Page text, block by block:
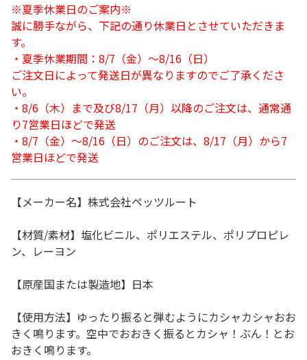
※夏季休業日のご案内※
誠に勝手ながら、下記の通り休業日とさせていただきま
す。
・夏季休業期間：8/7（金）～8/16（日）
ご注文日によって発送日が異なりますのでご了承くださ
い。
・8/6（木）まで及び8/17（月）以降のご注文は、通常通
り7営業日ほどで発送
・8/7（金）～8/16（日）のご注文は、8/17（月）から7
営業日ほどで発送
【メーカー名】株式会社ペッツルート
【材質/素材】塩化ビニル、ポリエステル、ポリプロピレ
ン、レーヨン
【原産国または製造地】日本
【使用方法】ゆったり振ると弾むようにカシャカシャおお
きく鳴ります。空中でおおきく振るとカシャ！ぶん！とお
おきく鳴ります。